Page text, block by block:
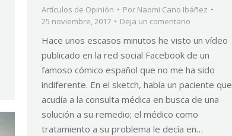
Artículos de Opinión Por Naomi Cano Ibáñez
25 noviembre, 2017
Deja un comentario
Hace unos escasos minutos he visto un vídeo
publicado en la red social Facebook de un
famoso cómico español que no me ha sido
indiferente. En el sketch, había un paciente que
acudía a la consulta médica en busca de una
solución a su remedio; el médico como
tratamiento a su problema le decía en…